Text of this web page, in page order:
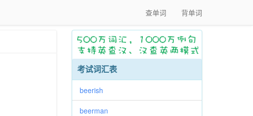
查单词 背单词
考试词汇表
beerish
beerman